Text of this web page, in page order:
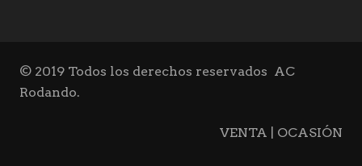
© 2019 Todos los derechos reservados AC
Rodando.
VENTA | OCASIÓN